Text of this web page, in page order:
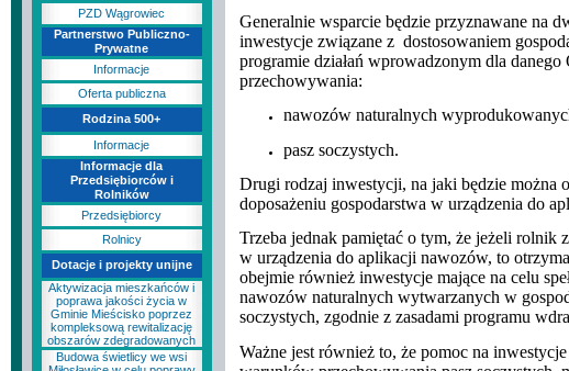
PZD Wągrowiec
Partnerstwo Publiczno-
Prywatne
Informacje
Oferta publiczna
Rodzina 500+
Informacje
Informacje dla
Przedsiębiorców i
Rolników
Przedsiębiorcy
Rolnicy
Dotacje i projekty unijne
Aktywizacja mieszkańców i
poprawa jakości życia w
Gminie Mieścisko poprzez
kompleksową rewitalizację
obszarów zdegradowanych
Budowa świetlicy we wsi
Generalnie wsparcie będzie przyznawane na
inwestycje związane z dostosowaniem
programie działań wprowadzonym dla
przechowywania:
nawozów naturalnych
pasz soczystych.
Drugi rodzaj inwestycji, na jaki będzie można
doposażeniu gospodarstwa w urządzenia do
Trzeba jednak pamiętać o tym, że jeżeli rolnik
w urządzenia do aplikacji nawozów, to
obejmie również inwestycje mające na celu
nawozów naturalnych wytwarzanych w
soczystych, zgodnie z zasadami programu
Ważne jest również to, że pomoc na